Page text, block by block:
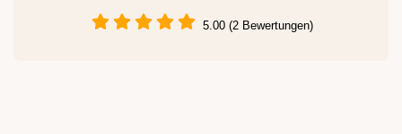
5.00 (2 Bewertungen)